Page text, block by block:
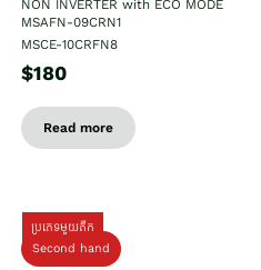
NON INVERTER with ECO MODE
MSAFN-09CRN1
MSCE-10CRFN8
$180
Read more
ប្រភេទមួយតឹក
Second hand